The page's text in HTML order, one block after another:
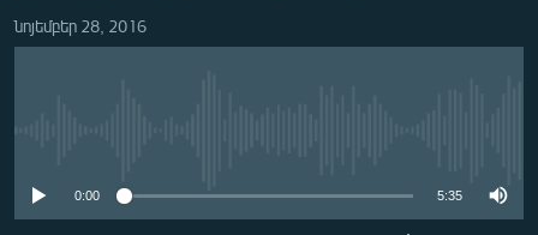
ՏՆՏԵՍՈՒԹՅՈՒՆ
ՄԻՋԱԶԳԱՅԻՆ
նոյեմբեր 28, 2016
0:00 5:35